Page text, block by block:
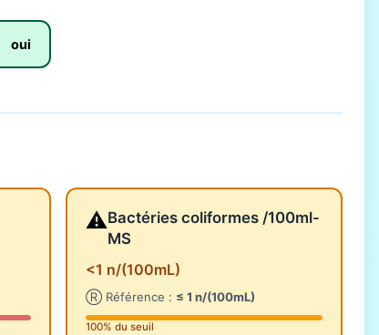
oui
⚠️Bactéries coliformes /100ml-
MS
<1 n/(100mL)
Ⓡ Référence : ≤ 1 n/(100mL)
100% du seuil